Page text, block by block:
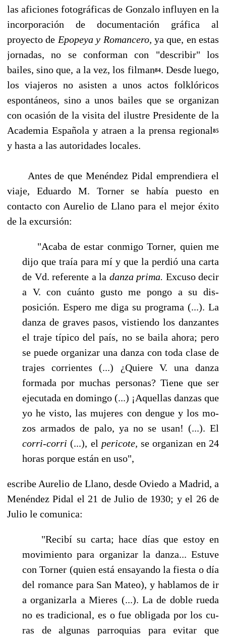
las aficiones fotográficas de Gonzalo influyen en la
incorporación de documentación gráfica al
proyecto de Epopeya y Romancero, ya que, en estas
jornadas, no se conforman con "des­cribir" los
bailes, sino que, a la vez, los filman84. Desde luego,
los viajeros no asisten a unos actos folklóricos
espontáneos, sino a unos bailes que se organizan
con ocasión de la visita del ilustre Pre­sidente de la
Academia Española y atraen a la prensa regional85
y hasta a las autoridades locales.
Antes de que Menéndez Pidal emprendiera el
viaje, Eduardo M. Torner se había puesto en
contacto con Aurelio de Llano para el mejor éxito
de la excursión:
"Acaba de estar conmigo Torner, quien me
dijo que traía para mí y que la perdió una car­ta
de Vd. referente a la danza prima. Excuso decir
a V. con cuánto gusto me pongo a su dis­
posición. Espero me diga su programa (...). La
danza de graves pasos, vistiendo los danzantes
el traje típico del país, no se baila ahora; pero
se puede organizar una danza con toda clase de
trajes corrientes (...) ¿Quiere V. una danza
formada por muchas personas? Tiene que ser
eje­cutada en domingo (...) ¡Aquellas danzas que
yo he visto, las mujeres con dengue y los mo­
zos armados de palo, ya no se usan! (...). El
corri-corri(...), el pericote,se organizan en 24
ho­ras porque están en uso",
escribe Aurelio de Llano, desde Oviedo a Madrid, a
Menéndez Pidal el 21 de Julio de 1930; y el 26 de
Julio le comunica:
"Recibí su carta; hace días que estoy en
movimiento para organizar la danza... Estuve
con Torner (quien está ensayando la fiesta o día
del romance para San Mateo), y hablamos de ir
a organizarla a Mieres (...). La de doble rueda
no es tradicional, es o fue obligada por los cu­
ras de algunas parroquias para evitar que